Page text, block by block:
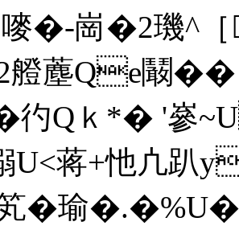
嘜�-崗�2璣^
艠薼Qe鬫��
彴Qｋ*� '嵾
U<蒋+忚凣趴
�瑜